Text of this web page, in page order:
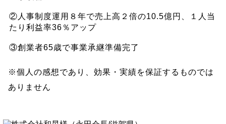
②人事制度運用８年で売上高２倍の10.5億円、１人当
たり利益率36％アップ
③創業者65歳で事業承継準備完了
※個人の感想であり、効果・実績を保証するものでは
ありません